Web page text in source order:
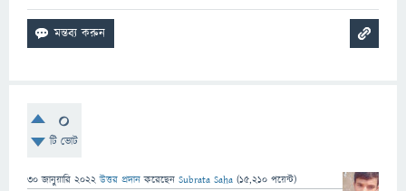
0
টি ভোট
30 জানুয়ারি 2022 উত্তর প্রদান করেছেন Subrata Saha (15,210 পয়েন্ট)